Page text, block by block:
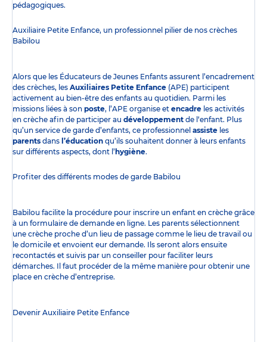
pédagogiques.
Auxiliaire Petite Enfance, un professionnel pilier de nos crèches
Babilou
Alors que les Éducateurs de Jeunes Enfants assurent l’encadrement
des crèches, les Auxiliaires Petite Enfance (APE) participent
activement au bien-être des enfants au quotidien. Parmi les
missions liées à son poste, l’APE organise et encadre les activités
en crèche afin de participer au développement de l‘enfant. Plus
qu’un service de garde d’enfants, ce professionnel assiste les
parents dans l’éducation qu’ils souhaitent donner à leurs enfants
sur différents aspects, dont l’ hygiène.
Profiter des différents modes de garde Babilou
Babilou facilite la procédure pour inscrire un enfant en crèche grâce
à un formulaire de demande en ligne. Les parents sélectionnent
une crèche proche d’un lieu de passage comme le lieu de travail ou
le domicile et envoient eur demande. Ils seront alors ensuite
recontactés et suivis par un conseiller pour faciliter leurs
démarches. Il faut procéder de la même manière pour obtenir une
place en crèche d’entreprise.
Devenir Auxiliaire Petite Enfance